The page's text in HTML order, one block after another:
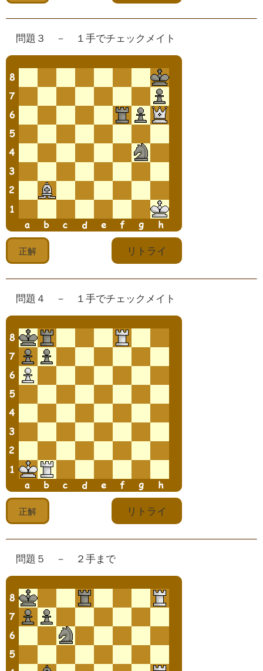
問題３ － １手でチェックメイト
問題４ － １手でチェックメイト
問題５ － ２手まで